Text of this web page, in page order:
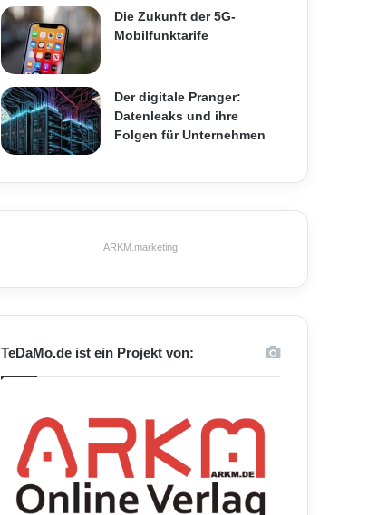
Die Zukunft der 5G-
Mobilfunktarife
Der digitale Pranger:
Datenleaks und ihre
Folgen für Unternehmen
ARKM.marketing
TeDaMo.de ist ein Projekt von: